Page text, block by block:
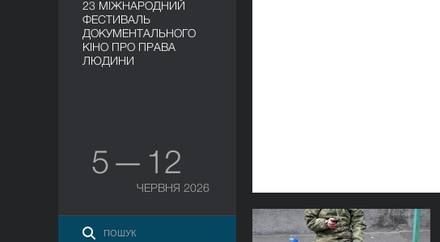
23 МІЖНАРОДНИЙ
ФЕСТИВАЛЬ
ДОКУМЕНТАЛЬНОГО
КІНО ПРО ПРАВА
ЛЮДИНИ
5 — 12
ЧЕРВНЯ 2026
Відновлення після